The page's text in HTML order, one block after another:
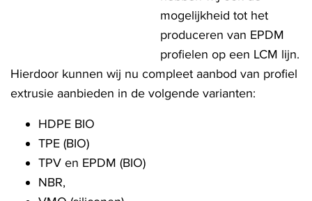
mogelijkheid tot het
produceren van EPDM
profielen op een LCM lijn.
Hierdoor kunnen wij nu compleet aanbod van profiel
extrusie aanbieden in de volgende varianten:
HDPE BIO
TPE (BIO)
TPV en EPDM (BIO)
NBR,